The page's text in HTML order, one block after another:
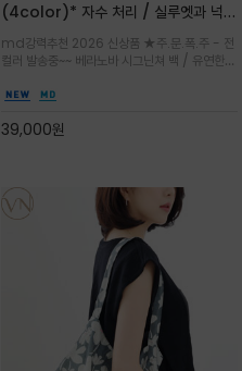
(4color)* 자수 처리 / 실루엣과 넉넉
셜 숄더백
md강력추천 2026 신상품 ★주.문.폭.주 - 전
컬러 발송중~~ 베라노바 시그닌쳐 백 / 유연한
설계로 어깨의 피로도를 낮춰 편안한 착용/가볍
리 숄더백
39,000원